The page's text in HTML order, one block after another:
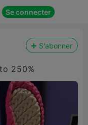
Se connecter
S'abonner
250%